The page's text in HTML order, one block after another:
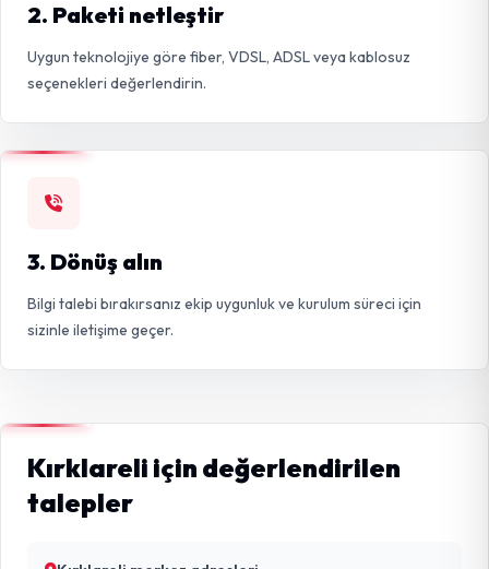
2. Paketi netleştir
Uygun teknolojiye göre fiber, VDSL, ADSL veya kablosuz
seçenekleri değerlendirin.
3. Dönüş alın
Bilgi talebi bırakırsanız ekip uygunluk ve kurulum süreci için
sizinle iletişime geçer.
Kırklareli için değerlendirilen
talepler